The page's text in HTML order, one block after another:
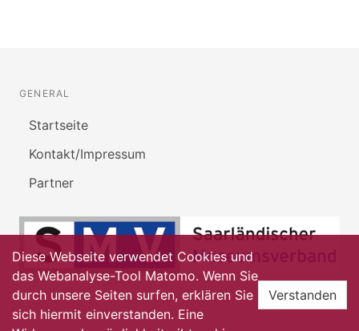
GENERAL
Startseite
Kontakt/Impressum
Partner
Diese Webseite verwendet Cookies und
das Webanalyse-Tool Matomo. Wenn Sie
durch unsere Seiten surfen, erklären Sie
sich hiermit einverstanden. Eine
Verstanden